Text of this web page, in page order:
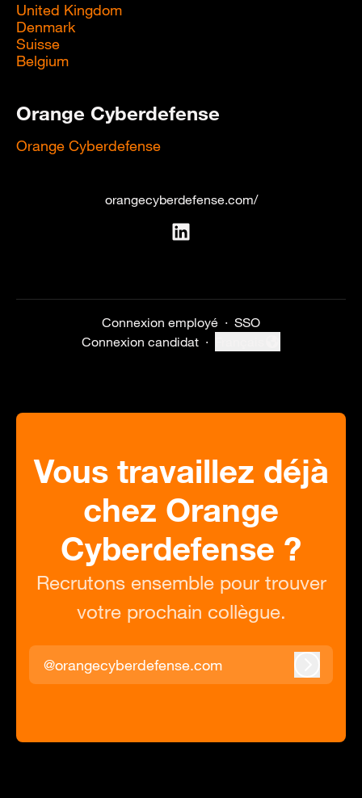
United Kingdom
Denmark
Suisse
Belgium
Orange Cyberdefense
Orange Cyberdefense
orangecyberdefense.com/
Connexion employé · SSO
Connexion candidat ·
Changer la langue
Vous travaillez déjà
chez Orange
Cyberdefense ?
Recrutons ensemble pour trouver
votre prochain collègue.
@orangecyberdefense.com